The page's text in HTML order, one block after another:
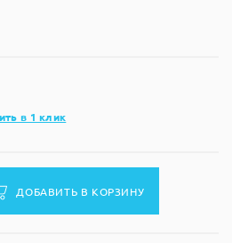
в 1 клик
ДОБАВИТЬ В КОРЗИНУ